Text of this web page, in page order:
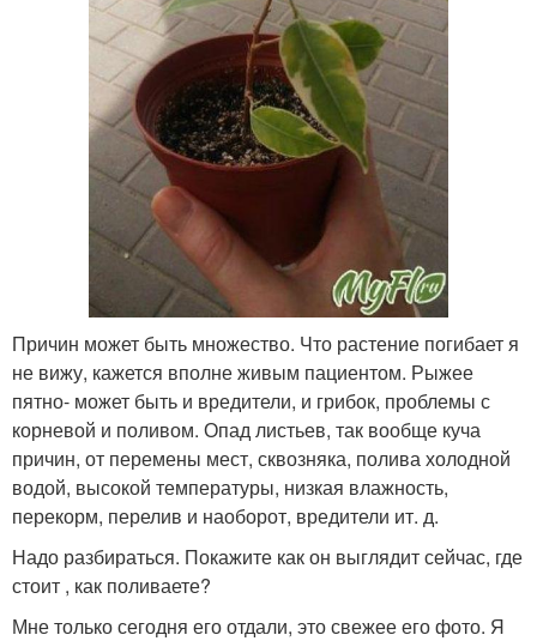
Причин может быть множество. Что растение погибает я
не вижу, кажется вполне живым пациентом. Рыжее
пятно- может быть и вредители, и грибок, проблемы с
корневой и поливом. Опад листьев, так вообще куча
причин, от перемены мест, сквозняка, полива холодной
водой, высокой температуры, низкая влажность,
перекорм, перелив и наоборот, вредители ит. д.
Надо разбираться. Покажите как он выглядит сейчас, где
стоит , как поливаете?
Мне только сегодня его отдали, это свежее его фото. Я